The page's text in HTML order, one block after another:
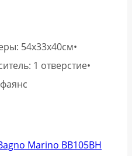
54x33x40см•
1 отверстие•